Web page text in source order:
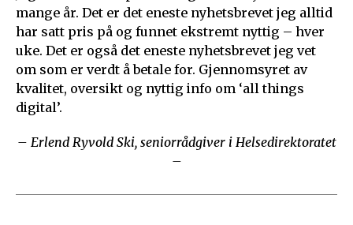
mange år. Det er det eneste nyhetsbrevet jeg alltid
har satt pris på og funnet ekstremt nyttig – hver
uke. Det er også det eneste nyhetsbrevet jeg vet
om som er verdt å betale for. Gjennomsyret av
kvalitet, oversikt og nyttig info om ‘all things
digital’.
– Erlend Ryvold Ski, seniorrådgiver i Helsedirektoratet
–